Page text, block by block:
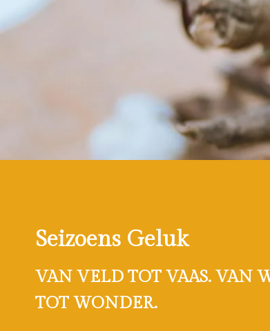
Seizoens Geluk
VAN VELD TOT VAAS. VAN
TOT WONDER.